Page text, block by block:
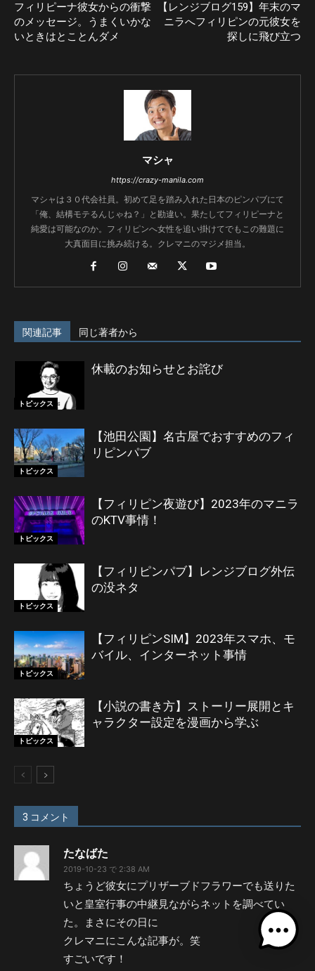
フィリピーナ彼女からの衝撃
のメッセージ。うまくいかな
いときはとことんダメ
【レンジブログ159】年末のマ
ニラへフィリピンの元彼女を
探しに飛び立つ
マシャ
https://crazy-manila.com
マシャは３０代会社員。初めて足を踏み入れた日本のピンパブにて
「俺、結構モテるんじゃね？」と勘違い。果たしてフィリピーナと
純愛は可能なのか。フィリピンへ女性を追い掛けてでもこの難題に
大真面目に挑み続ける。クレマニのマジメ担当。
関連記事 同じ著者から
トピックス
休載のお知らせとお詫び
トピックス
【池田公園】名古屋でおすすめのフィ
リピンパブ
トピックス
【フィリピン夜遊び】2023年のマニラ
のKTV事情！
トピックス
【フィリピンパブ】レンジブログ外伝
の没ネタ
トピックス
【フィリピンSIM】2023年スマホ、モ
バイル、インターネット事情
トピックス
【小説の書き方】ストーリー展開とキ
ャラクター設定を漫画から学ぶ
3 コメント
たなばた
2019-10-23 で 2:38 AM
ちょうど彼女にプリザーブドフラワーでも送りた
いと皇室行事の中継見ながらネットを調べてい
た。まさにその日に
クレマニにこんな記事が。笑
すごいです！